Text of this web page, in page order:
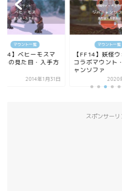
マウント一覧
】ベヒーモスマ
トの見た目・入手方
2014年1月31日
マウント一覧
【FF14】妖怪
コラボマウント
ャンソファ
2020
スポンサーリ